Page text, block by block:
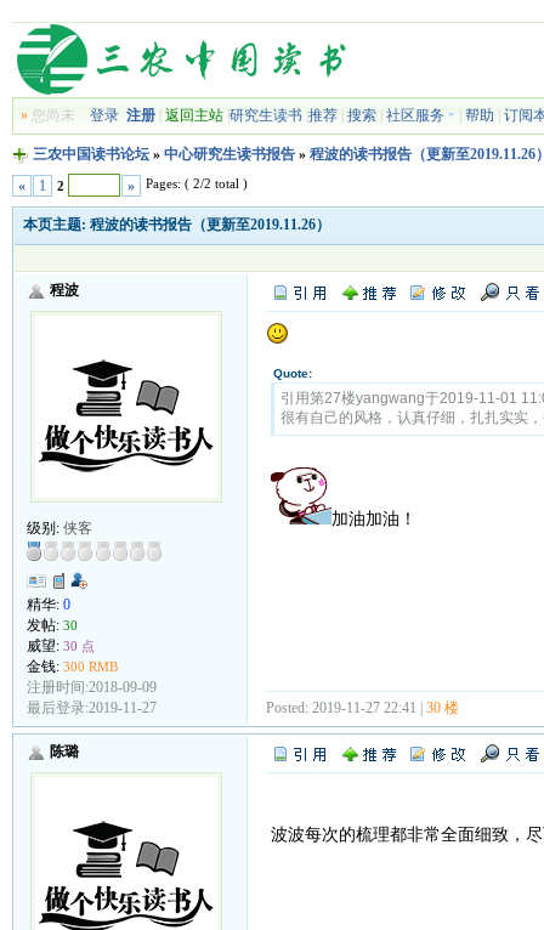
»您尚未 登录 注册| 返回主站| 研究生读书| 推荐| 搜索| 社区服务 帮助 订阅
三农中国读书论坛» 中心研究生读书报告» 程波的读书报告（更新至2019.11.26
«
1 2 » Pages: ( 2/2 total )
本页主题: 程波的读书报告（更新至2019.11.26）
程波
级别: 侠客
精华: 0
发帖: 30
威望: 30 点
金钱: 300 RMB
注册时间:2018-09-09
最后登录:2019-11-27
Quote:
引用第27楼yangwang于2019-11-01
很有自己的风格，认真仔细，扎扎实实
加油加油！
Posted: 2019-11-27 22:41 | 30 楼
陈璐
波波每次的梳理都非常全面细致，